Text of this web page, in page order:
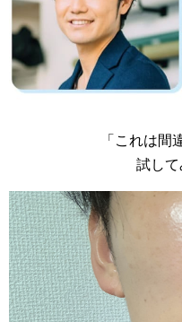
「これは間
試して